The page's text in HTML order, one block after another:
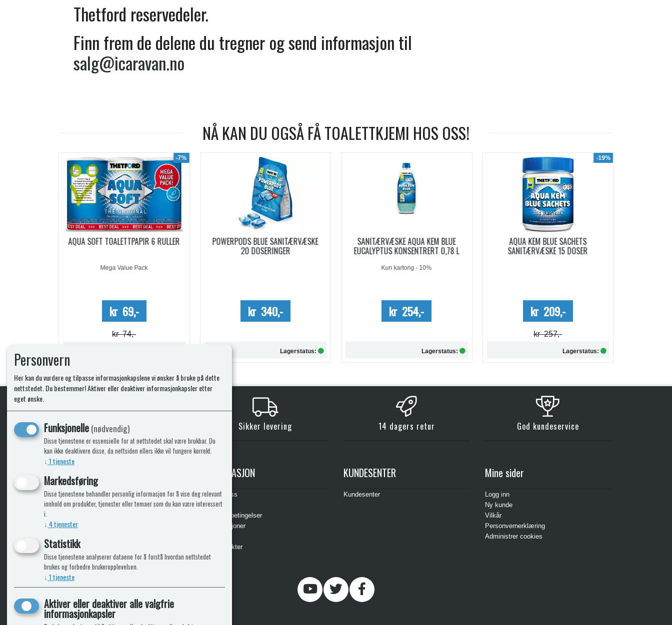
Thetford reservedeler.
Finn frem de delene du tregner og send informasjon til
salg@icaravan.no
NÅ KAN DU OGSÅ FÅ TOALETTKJEMI HOS OSS!
-7%
AQUA SOFT TOALETTPAPIR 6 RULLER
Mega Value Pack
kr 69,-
kr 74,-
Kjøp
POWERPODS BLUE SANITÆRVÆSKE
20 DOSERINGER
kr 340,-
Lagerstatus:
SANITÆRVÆSKE AQUA KEM BLUE
EUCALYPTUS KONSENTRERT 0,78 L
Kun kartong - 10%
kr 254,-
Lagerstatus:
-19%
AQUA KEM BLUE SACHETS
SANITÆRVÆSKE 15 DOSER
kr 209,-
kr 257,-
Lagerstatus:
KLikk & hent Sikker levering 14 dagers retur God kundeservice
ICARAVANGRUPPEN
Bobilkjeden - iCaravan Tromsø
Caravan.no - når camping er livet
Fritidsvarehuset.no - barn og velvære
INFORMASJON
Kontakt oss
Cookies
Leveringsbetingelser
Reklamasjoner
Alle produkter
KUNDESENTER
Kundesenter
Mine sider
Logg inn
Ny kunde
Vilkår
Personvernerklæring
Administrer cookies
Personvern
Her kan du vurdere og tilpasse informasjonkapslene vi ønsker å bruke på dette
nettstedet. Du bestemmer! Aktiver eller deaktiver informasjonkapsler etter
eget ønske.
Funksjonelle(nødvendig)
Disse tjenestene er essensielle for at nettstedet skal være brukbar. Du
kan ikke deaktivere disse, da nettsiden ellers ikke vil fungere korrekt.
↓ 1tjeneste
Markedsføring
Disse tjenestene behandler personlig informasjon for å vise deg relevant
innhold om produkter, tjenester eller temaer som du kan være interessert
i.
↓ 4tjenester
Statistikk
Disse tjenestene analyserer dataene for å forstå hvordan nettstedet
brukes og forbedre brukeropplevelsen.
↓ 1tjeneste
Aktiver eller deaktiver alle valgfrie
informasjonkapsler